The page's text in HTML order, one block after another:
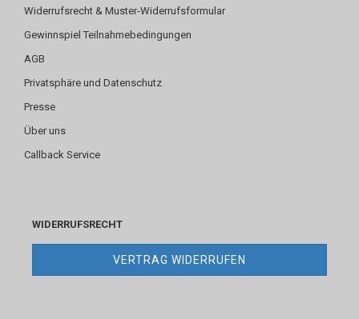
Widerrufsrecht & Muster-Widerrufsformular
Gewinnspiel Teilnahmebedingungen
AGB
Privatsphäre und Datenschutz
Presse
Über uns
Callback Service
WIDERRUFSRECHT
VERTRAG WIDERRUFEN